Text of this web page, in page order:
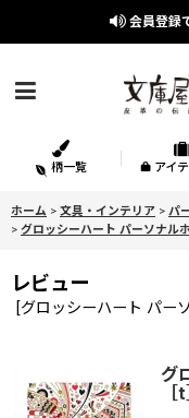
会員登録
柄一覧 アイ
ホーム > 文具・インテリア > パ
> グロッシーハート パーソナル
レビュー
[グロッシーハート パー
グ
［t